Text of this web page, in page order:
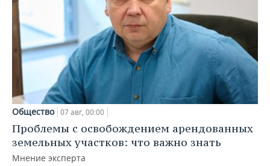
Общество 07 авг, 00:00
Проблемы с освобождением арендованных
земельных участков: что важно знать
Мнение эксперта